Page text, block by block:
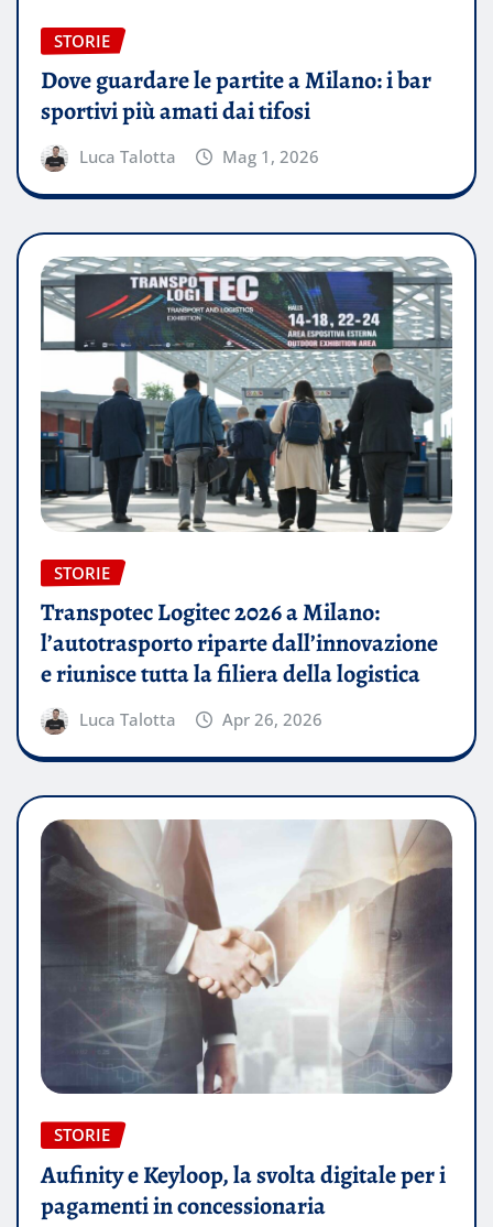
STORIE
Dove guardare le partite a Milano: i bar
sportivi più amati dai tifosi
Luca Talotta Mag 1, 2026
STORIE
Transpotec Logitec 2026 a Milano:
l’autotrasporto riparte dall’innovazione
e riunisce tutta la filiera della logistica
Luca Talotta Apr 26, 2026
STORIE
Aufinity e Keyloop, la svolta digitale per i
pagamenti in concessionaria